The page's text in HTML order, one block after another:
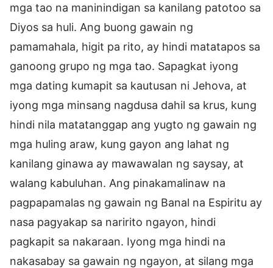
mga tao na maninindigan sa kanilang patotoo sa
Diyos sa huli. Ang buong gawain ng
pamamahala, higit pa rito, ay hindi matatapos sa
ganoong grupo ng mga tao. Sapagkat iyong
mga dating kumapit sa kautusan ni Jehova, at
iyong mga minsang nagdusa dahil sa krus, kung
hindi nila matatanggap ang yugto ng gawain ng
mga huling araw, kung gayon ang lahat ng
kanilang ginawa ay mawawalan ng saysay, at
walang kabuluhan. Ang pinakamalinaw na
pagpapamalas ng gawain ng Banal na Espiritu ay
nasa pagyakap sa naririto ngayon, hindi
pagkapit sa nakaraan. Iyong mga hindi na
nakasabay sa gawain ng ngayon, at silang mga